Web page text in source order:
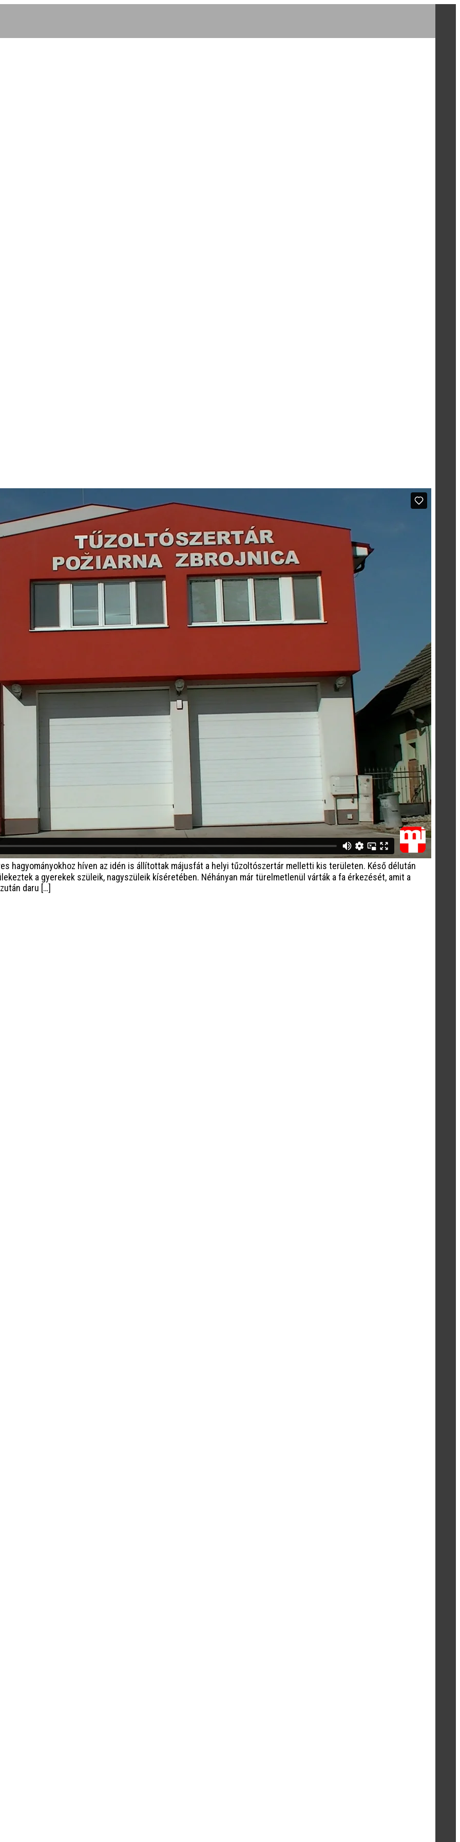
hagyományokhoz híven az idén is állítottak májusfát a helyi tűzoltószertár melletti kis területen. Késő délután
a gyerekek szüleik, nagyszüleik kíséretében. Néhányan már türelmetlenül várták a fa érkezését, amit a
daru […]